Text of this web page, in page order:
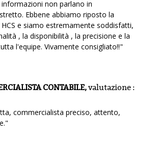
non parlano in
Ebbene abbiamo riposto la
e siamo estremamente soddisfatti,
, la disponibilità , la precisione e la
l'equipe. Vivamente consigliato!!"
CONTABILE,valutazione:
commercialista preciso, attento,